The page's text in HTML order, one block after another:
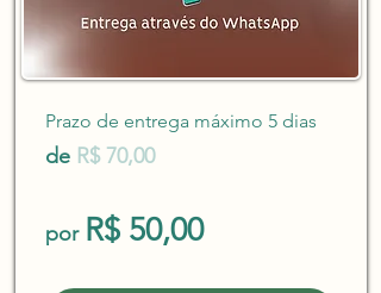
Prazo de entrega máximo 5 dias
de R$ 70,00
por R$ 50,00